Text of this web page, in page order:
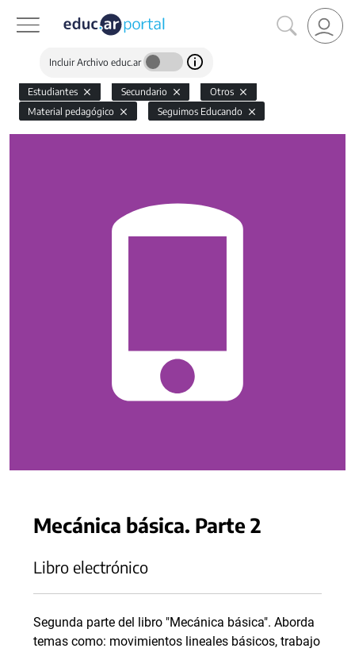
Incluir Archivo educ.ar
Estudiantes Secundario
Otros
Material pedagógico
Seguimos Educando
Mecánica básica. Parte 2
Libro electrónico
Segunda parte del libro "Mecánica básica". Aborda
temas como: movimientos lineales básicos, trabajo